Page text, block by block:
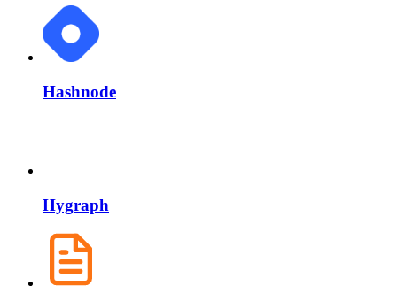
Hashnode
Hygraph